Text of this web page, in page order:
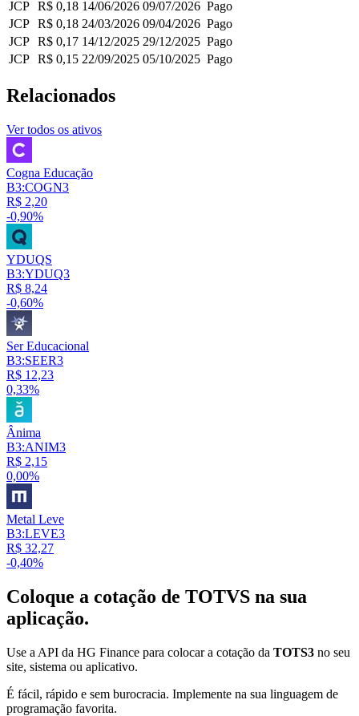
JCP R$ 0,18 14/06/2026 09/07/2026 Pago
JCP R$ 0,18 24/03/2026 09/04/2026 Pago
JCP R$ 0,17 14/12/2025 29/12/2025 Pago
JCP R$ 0,15 22/09/2025 05/10/2025 Pago
Relacionados
Ver todos os ativos
Cogna Educação
B3:COGN3
R$ 2,20
-0,90%
YDUQS
B3:YDUQ3
R$ 8,24
-0,60%
Ser Educacional
B3:SEER3
R$ 12,23
0,33%
Ânima
B3:ANIM3
R$ 2,15
0,00%
Metal Leve
B3:LEVE3
R$ 32,27
-0,40%
Coloque a cotação de TOTVS na sua
aplicação.
Use a API da HG Finance para colocar a cotação da TOTS3 no seu
site, sistema ou aplicativo.
É fácil, rápido e sem burocracia. Implemente na sua linguagem de
programação favorita.